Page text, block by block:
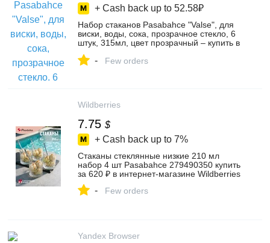
+ Cash back up to 52.58₽
Набор стаканов Pasabahce "Valse", для
виски, воды, сока, прозрачное стекло, 6
штук, 315мл, цвет прозрачный – купить в
Яндекс Маркете, 103768106430
- Few orders
Wildberries
7.75 $
+ Cash back up to 7%
Стаканы стеклянные низкие 210 мл
набор 4 шт Pasabahce 279490350 купить
за 620 ₽ в интернет‑магазине Wildberries
- Few orders
Yandex Browser